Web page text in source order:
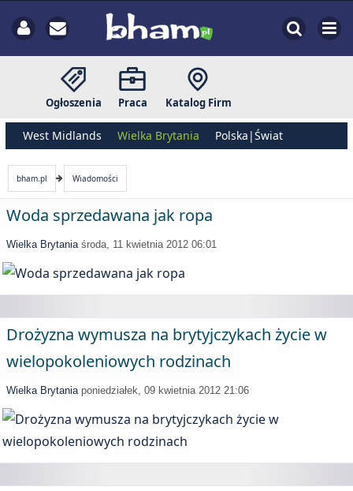
Ogłoszenia Praca Katalog Firm
West Midlands Wielka Brytania Polska|Świat
bham.pl Wiadomości
Woda sprzedawana jak ropa
Wielka Brytania środa, 11 kwietnia 2012 06:01
Drożyzna wymusza na brytyjczykach życie w
wielopokoleniowych rodzinach
Wielka Brytania poniedziałek, 09 kwietnia 2012 21:06